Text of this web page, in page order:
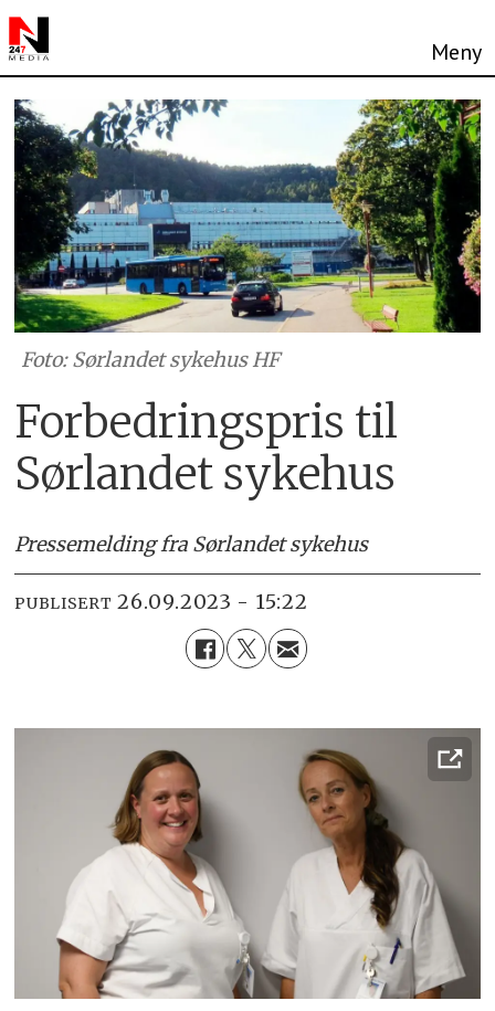
Foto: Sørlandet sykehus HF
Forbedringspris til
Sørlandet sykehus
Pressemelding fra Sørlandet sykehus
PUBLISERT 26.09.2023 - 15:22